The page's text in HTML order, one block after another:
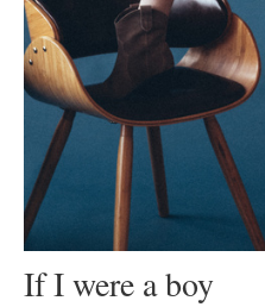
If I were a boy